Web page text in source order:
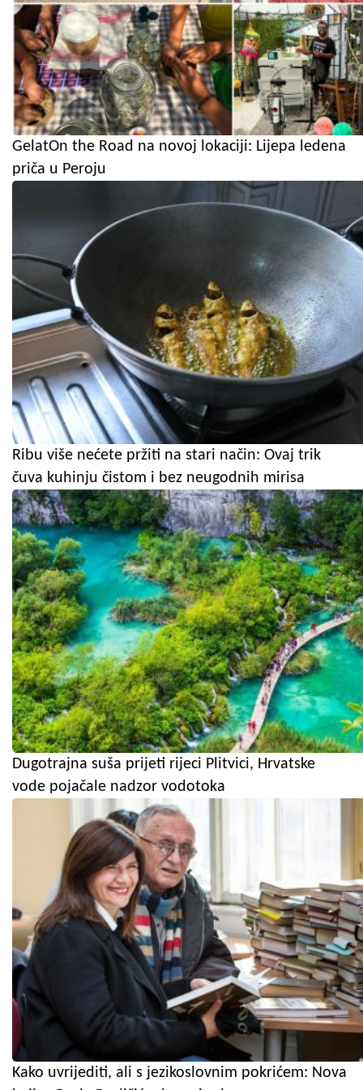
GelatOn the Road na novoj lokaciji: Lijepa ledena
priča u Peroju
Ribu više nećete pržiti na stari način: Ovaj trik
čuva kuhinju čistom i bez neugodnih mirisa
Dugotrajna suša prijeti rijeci Plitvici, Hrvatske
vode pojačale nadzor vodotoka
Kako uvrijediti, ali s jezikoslovnim pokrićem: Nova